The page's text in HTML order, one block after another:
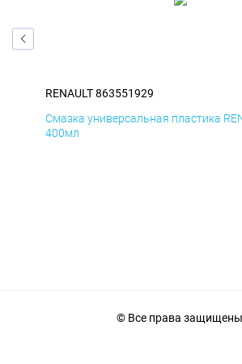
RENAULT 863551929
Смазка универсальная пластика
400мл
© Все права